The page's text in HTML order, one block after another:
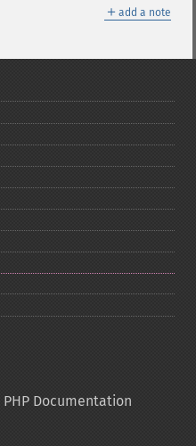
＋ add a note
Documentation